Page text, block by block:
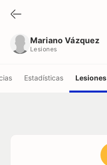
Mariano Vázquez
Lesiones
Estadísticas Lesiones